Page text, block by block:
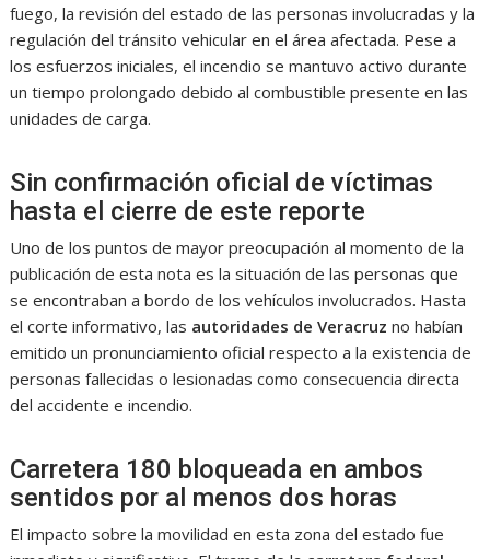
fuego, la revisión del estado de las personas involucradas y la
regulación del tránsito vehicular en el área afectada. Pese a
los esfuerzos iniciales, el incendio se mantuvo activo durante
un tiempo prolongado debido al combustible presente en las
unidades de carga.
Sin confirmación oficial de víctimas
hasta el cierre de este reporte
Uno de los puntos de mayor preocupación al momento de la
publicación de esta nota es la situación de las personas que
se encontraban a bordo de los vehículos involucrados. Hasta
el corte informativo, las autoridades de Veracruz no habían
emitido un pronunciamiento oficial respecto a la existencia de
personas fallecidas o lesionadas como consecuencia directa
del accidente e incendio.
Carretera 180 bloqueada en ambos
sentidos por al menos dos horas
El impacto sobre la movilidad en esta zona del estado fue